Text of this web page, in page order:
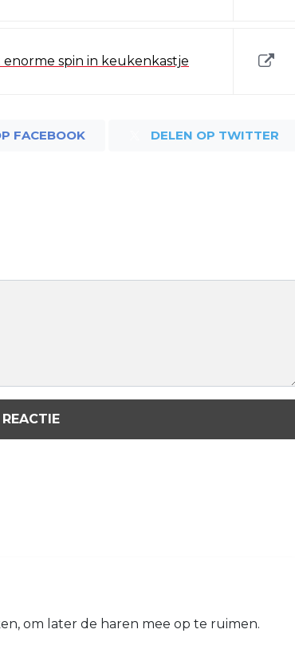
spin in keukenkastje
FACEBOOK DELEN OP TWITTER
om later de haren mee op te ruimen.